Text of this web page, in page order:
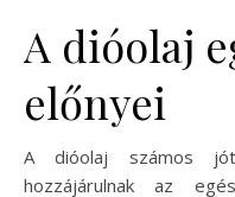
A dióolaj
előnyei
A dióolaj számos
hozzájárulnak az